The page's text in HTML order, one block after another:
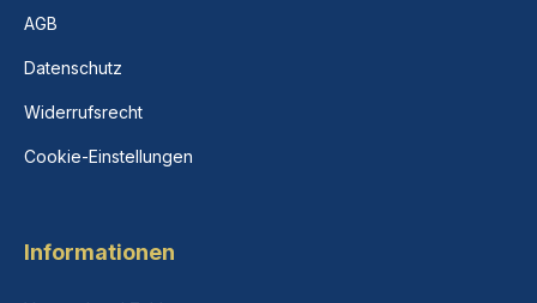
AGB
Datenschutz
Widerrufsrecht
Cookie-Einstellungen
Informationen